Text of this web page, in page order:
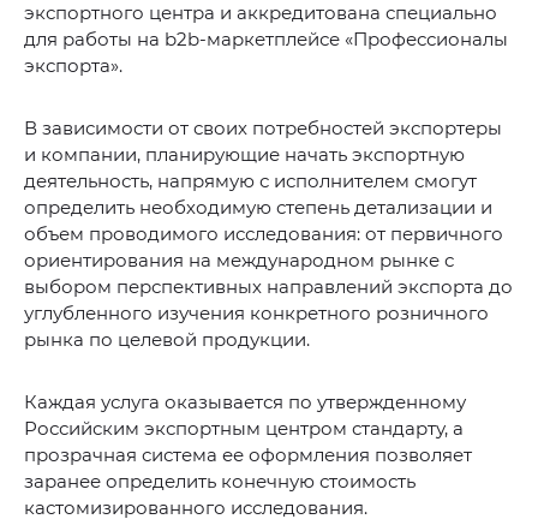
экспортного центра и аккредитована специально
для работы на b2b-маркетплейсе «Профессионалы
экспорта».
В зависимости от своих потребностей экспортеры
и компании, планирующие начать экспортную
деятельность, напрямую с исполнителем смогут
определить необходимую степень детализации и
объем проводимого исследования: от первичного
ориентирования на международном рынке с
выбором перспективных направлений экспорта до
углубленного изучения конкретного розничного
рынка по целевой продукции.
Каждая услуга оказывается по утвержденному
Российским экспортным центром стандарту, а
прозрачная система ее оформления позволяет
заранее определить конечную стоимость
кастомизированного исследования.